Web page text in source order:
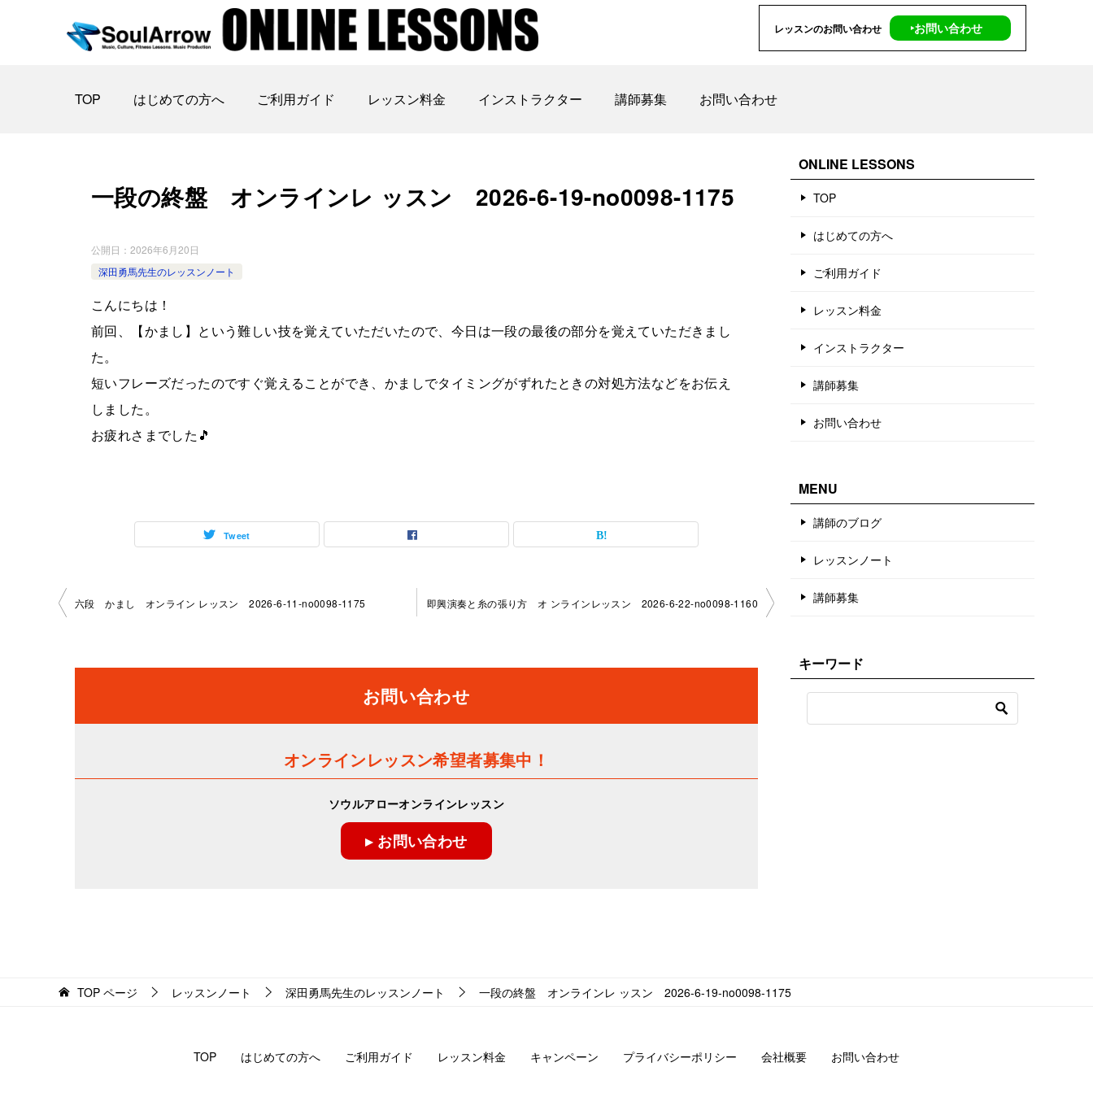
レッスンのお問い合わせ ‣お問い合わせ
TOP はじめての方へ ご利用ガイド レッスン料金 インストラクター 講師募集 お問い合わせ
一段の終盤 オンラインレ ッスン 2026-6-19-no0098-1175
公開日： 2026年6月20日
深田勇馬先生のレッスンノート
こんにちは！
前回、【かまし】という難しい技を覚えていただいたので、今日は一段の最後の部分を覚えていただきまし
た。
短いフレーズだったのですぐ覚えることができ、かましでタイミングがずれたときの対処方法などをお伝え
しました。
お疲れさまでした🎵
Tweet
投
ナ
ー
六段 かまし オンライン レッスン 2026-6-11-no0098-1175 即興演奏と糸の張り方 オ ンラインレッスン 2026-6-22-no0098-1160
お問い合わせ
オンラインレッスン希望者募集中！
ソウルアローオンラインレッスン
▸ お問い合わせ
ONLINE LESSONS
TOP
はじめての方へ
ご利用ガイド
レッスン料金
インストラクター
講師募集
お問い合わせ
MENU
講師のブログ
レッスンノート
講師募集
キーワード
TOP ページ レッスンノート 深田勇馬先生のレッスンノート 一段の終盤 オンラインレ ッスン 2026-6-19-no0098-1175
TOP はじめての方へ ご利用ガイド レッスン料金 キャンペーン プライバシーポリシー 会社概要 お問い合わせ